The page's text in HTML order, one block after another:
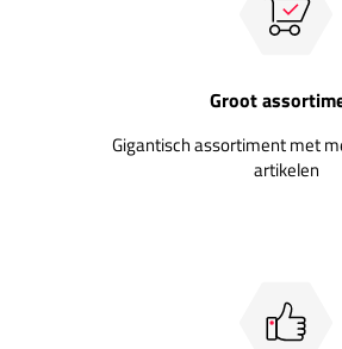
Groot
Gigantisch assortiment met
artikelen